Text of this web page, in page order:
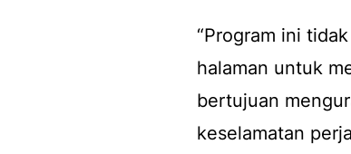
“Program ini
halaman untuk
bertujuan
keselamatan